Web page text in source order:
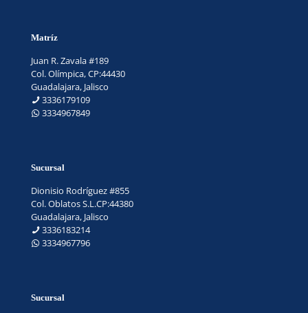
Matríz
Juan R. Zavala #189
Col. Olímpica, CP:44430
Guadalajara, Jalisco
3336179109
3334967849
Sucursal
Dionisio Rodríguez #855
Col. Oblatos S.L.CP:44380
Guadalajara, Jalisco
3336183214
3334967796
Sucursal